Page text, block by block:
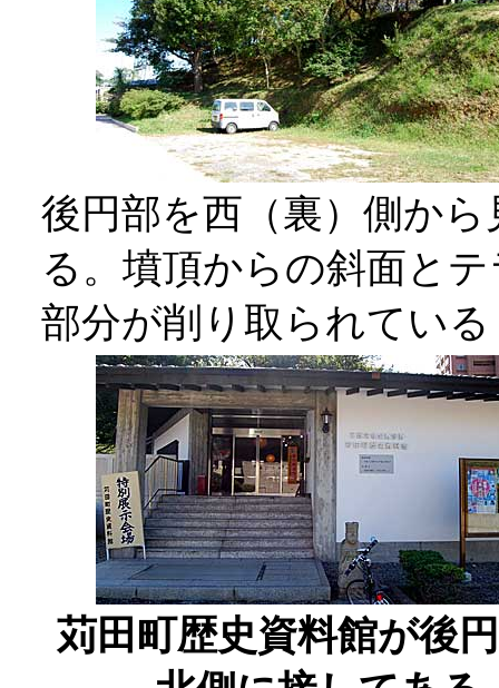
後円部を西（裏）側から
る。墳頂からの斜面と
部分が削り取られている
苅田町歴史資料館が後